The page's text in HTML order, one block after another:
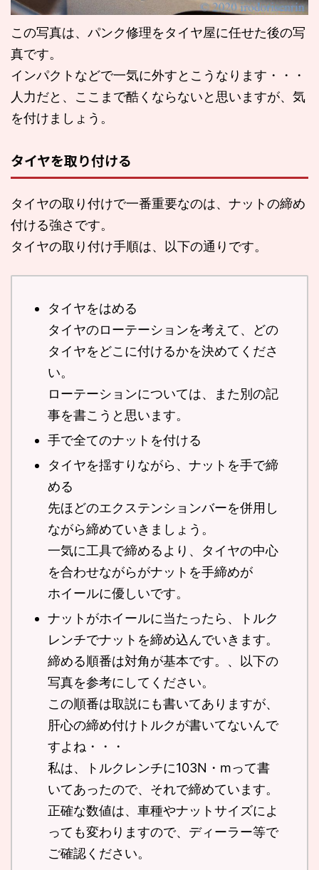
この写真は、パンク修理をタイヤ屋に任せた後の写
真です。
インパクトなどで一気に外すとこうなります・・・
人力だと、ここまで酷くならないと思いますが、気
を付けましょう。
タイヤを取り付ける
タイヤの取り付けで一番重要なのは、ナットの締め
付ける強さです。
タイヤの取り付け手順は、以下の通りです。
タイヤをはめる
タイヤのローテーションを考えて、どの
タイヤをどこに付けるかを決めてくださ
い。
ローテーションについては、また別の記
事を書こうと思います。
手で全てのナットを付ける
タイヤを揺すりながら、ナットを手で締
める
先ほどのエクステンションバーを併用し
ながら締めていきましょう。
一気に工具で締めるより、タイヤの中心
を合わせながらがナットを手締めが
ホイールに優しいです。
ナットがホイールに当たったら、トルク
レンチでナットを締め込んでいきます。
締める順番は対角が基本です。、以下の
写真を参考にしてください。
この順番は取説にも書いてありますが、
肝心の締め付けトルクが書いてないんで
すよね・・・
私は、トルクレンチに103N・mって書
いてあったので、それで締めています。
正確な数値は、車種やナットサイズによ
っても変わりますので、ディーラー等で
ご確認ください。